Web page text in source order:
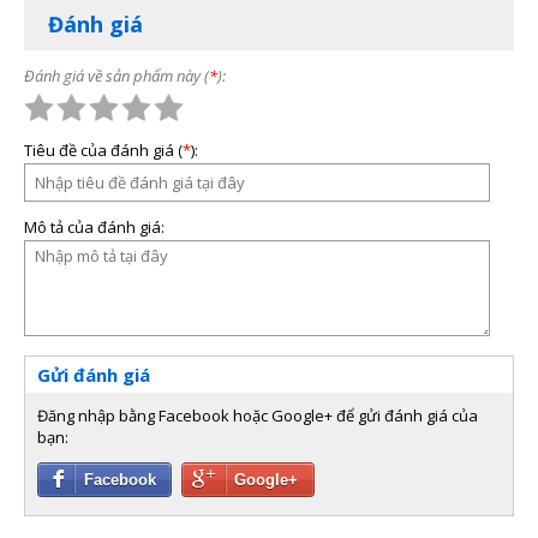
CÀI ĐẶT DỄ DÀNG
Đánh giá
Đánh giá về sản phẩm này (*):
Tiêu đề của đánh giá (*):
Mô tả của đánh giá:
Gửi đánh giá
Đăng nhập bằng Facebook hoặc Google+ để gửi đánh giá của
bạn:
Facebook Google+